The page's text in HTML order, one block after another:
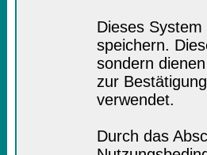
Dieses
speichern.
sondern
zur
verwendet.
Durch das